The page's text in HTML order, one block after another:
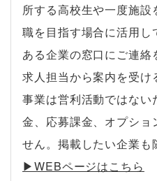
所する高校生や一度施
職を目指す場合に活用
ある企業の窓口にご連絡
求人担当から案内を受
事業は営利活動ではな
金、応募課金、オプショ
せん。掲載したい企業も
▶︎WEBページはこちら